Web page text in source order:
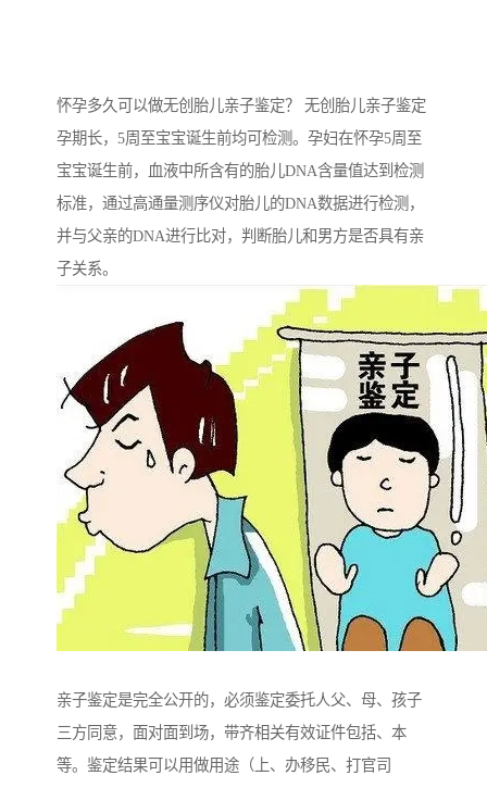
怀孕多久可以做无创胎儿亲子鉴定？ 无创胎儿亲子鉴定
孕期长，5周至宝宝诞生前均可检测。孕妇在怀孕5周至
宝宝诞生前，血液中所含有的胎儿DNA含量值达到检测
标准，通过高通量测序仪对胎儿的DNA数据进行检测，
并与父亲的DNA进行比对，判断胎儿和男方是否具有亲
子关系。
亲子鉴定是完全公开的，必须鉴定委托人父、母、孩子
三方同意，面对面到场，带齐相关有效证件包括、本
等。鉴定结果可以用做用途（上、办移民、打官司